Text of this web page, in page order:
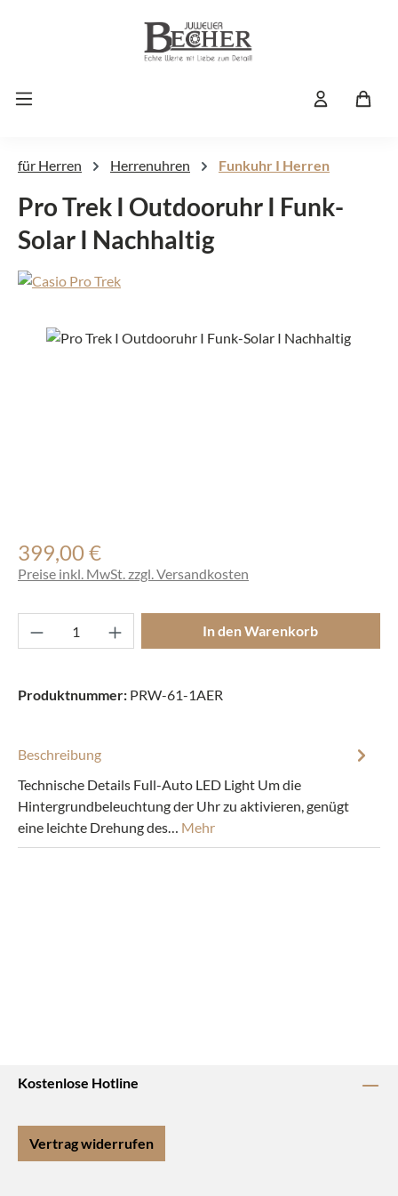
Zum Hauptinhalt springen
für Herren Herrenuhren Funkuhr I Herren
Pro Trek I Outdooruhr I Funk-
Solar I Nachhaltig
Bildergalerie überspringen
Regulärer Preis:
399,00 €
Preise inkl. MwSt. zzgl. Versandkosten
Produkt Anzahl: Gib den gewünschten
In den Warenkorb
Produktnummer: PRW-61-1AER
Beschreibung
Technische Details Full-Auto LED Light Um die
Hintergrundbeleuchtung der Uhr zu aktivieren, genügt
eine leichte Drehung des… Mehr
Kostenlose Hotline
Vertrag widerrufen